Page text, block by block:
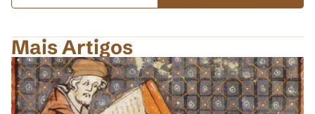
Mais Artigos